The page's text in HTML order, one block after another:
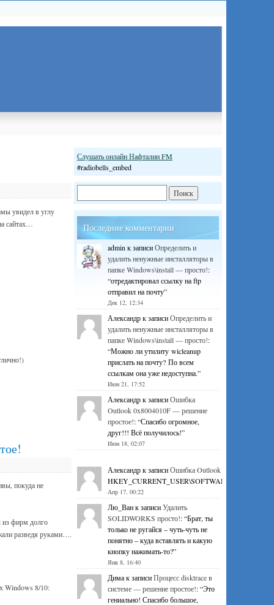
увидел в углу
сайтах…
покуда не
из фирм долго
разведя руками….
Windows 8/10:
Слушать онлайн Нафталин FM
#radiobells_embed
Последние комментарии
admin к записиОпределить и
удалить ненужные инсталляторы в
папке Windows\install — просто!:
“отредактировал ссылку на ftp
отправил на почту”
Дек 12, 12:34
Александрк записиОпределить и
удалить ненужные инсталляторы в
папке Windows\install — просто!:
“Можно ли утилиту wicleanup
прислать на почту? По всем
ссылкам она уже недоступна.”
Июн 21, 17:52
Александрк записиОшибка
Outlook 0x8004010F — решение
простое!: “Спасибо огромное,
друг!!! Всё получилось!”
Июн 18, 02:07
Александрк записиОшибка Outlook 0x8004010F —
Апр 17, 00:22
Лю_Ванк записиУдалить
SOLIDWORKS просто!: “Брат, ты
только не ругайся – чуть-чуть не
понятно – куда вставлять и какую
кнопку нажимать-то?”
Янв 8, 16:40
Димак записиПроцесс disktrace в
системе — решение простое!: “Это
гениально! Спасибо большое,